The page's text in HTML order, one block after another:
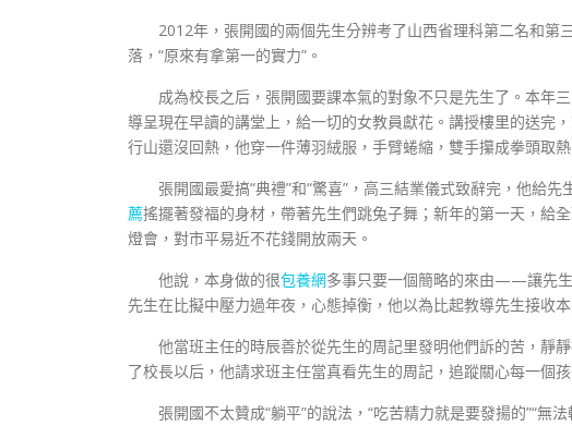
2012年，張開國的兩個先生分辨考了山西省理科第二名和
落，“原來有拿第一的實力”。
成為校長之后，張開國要課本氣的對象不只是先生了。本年
導呈現在早讀的講堂上，給一切的女教員獻花。講授樓里的送完
行山還沒回熱，他穿一件薄羽絨服，手臂蜷縮，雙手攥成拳頭取熱
張開國最愛搞“典禮”和“驚喜”，高三結業儀式致辭完，他給
薦搖擺著發福的身材，帶著先生們跳兔子舞；新年的第一天，給
燈會，對市平易近不花錢開放兩天。
他說，本身做的很包養網多事只要一個簡略的來由——讓先生
先生在比擬中壓力過年夜，心態掉衡，他以為比起教導先生接收
他當班主任的時辰善於從先生的周記里發明他們訴的苦，靜
了校長以后，他請求班主任當真看先生的周記，追蹤關心每一個
張開國不太贊成“躺平”的說法，“吃苦精力就是要發揚的”“無